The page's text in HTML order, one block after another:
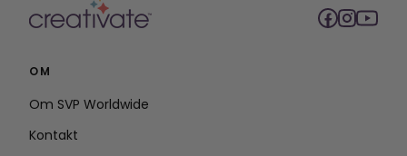
OM
Om SVP Worldwide
Kontakt